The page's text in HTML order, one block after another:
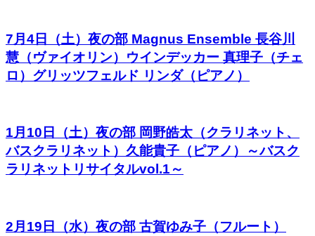
7月4日（土）夜の部 Magnus Ensemble 長谷川
慧（ヴァイオリン）ウインデッカー 真理子（チェ
ロ）グリッツフェルド リンダ（ピアノ）
1月10日（土）夜の部 岡野皓太（クラリネット、
バスクラリネット）久能貴子（ピアノ）～バスク
ラリネットリサイタルvol.1～
2月19日（水）夜の部 古賀ゆみ子（フルート）